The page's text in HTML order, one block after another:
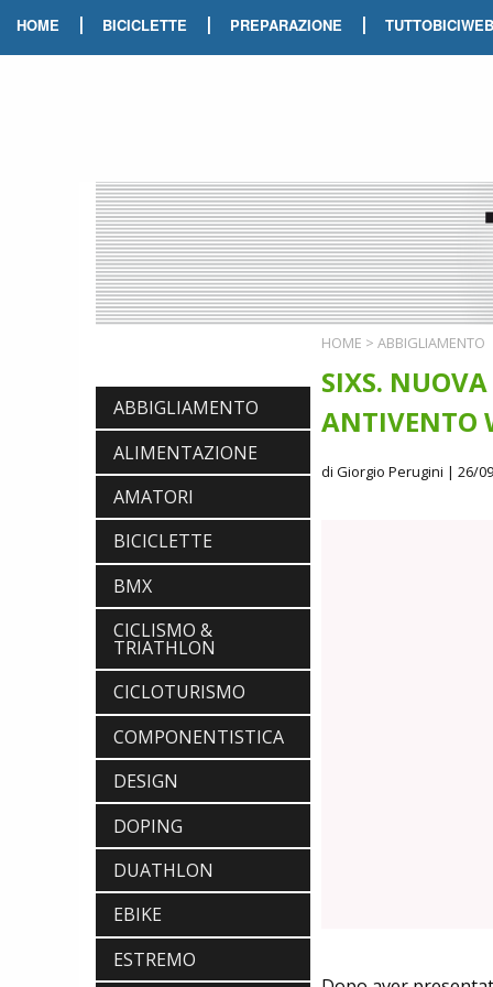
HOME | BICICLETTE | PREPARAZIONE | TUTTOBICIWEB
ABBIGLIAMENTO
ALIMENTAZIONE
AMATORI
BICICLETTE
BMX
CICLISMO &
TRIATHLON
CICLOTURISMO
COMPONENTISTICA
DESIGN
DOPING
DUATHLON
EBIKE
ESTREMO
HOME > ABBIGLIAMENTO
SIXS.
ANTIVENTO
di Giorgio Perugini | 26/